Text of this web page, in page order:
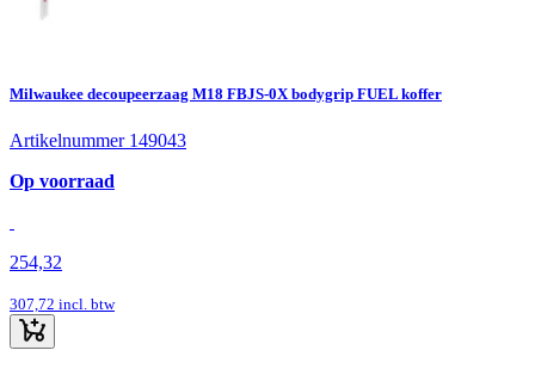
Milwaukee decoupeerzaag M18 FBJS-0X bodygrip FUEL koffer
Artikelnummer 149043
Op voorraad
254,32
307,72 incl. btw